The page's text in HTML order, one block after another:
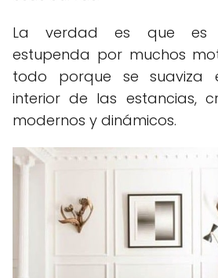
La verdad es que es
estupenda por muchos
todo porque se suaviza
interior de las estancias,
modernos y dinámicos.